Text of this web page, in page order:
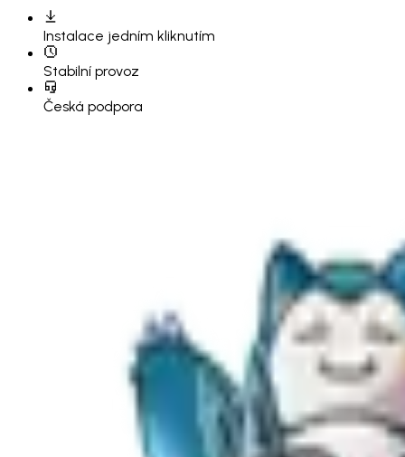
Instalace jedním kliknutím
Stabilní provoz
Česká podpora